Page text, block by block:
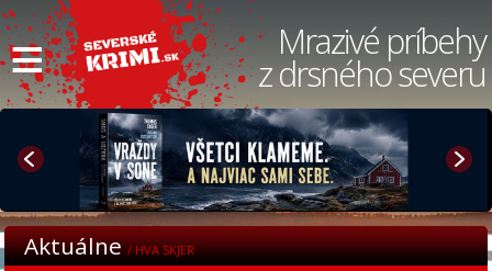
≡ Mrazivé príbehy
z drsného severu
Aktuálne/ HVA SKJER